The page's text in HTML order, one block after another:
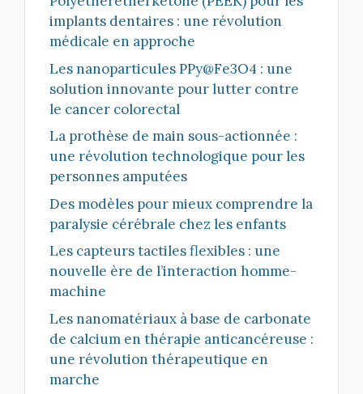
implants dentaires : une révolution
médicale en approche
Les nanoparticules PPy@Fe3O4 : une
solution innovante pour lutter contre
le cancer colorectal
La prothèse de main sous-actionnée :
une révolution technologique pour les
personnes amputées
Des modèles pour mieux comprendre la
paralysie cérébrale chez les enfants
Les capteurs tactiles flexibles : une
nouvelle ère de l’interaction homme-
machine
Les nanomatériaux à base de carbonate
de calcium en thérapie anticancéreuse :
une révolution thérapeutique en
marche